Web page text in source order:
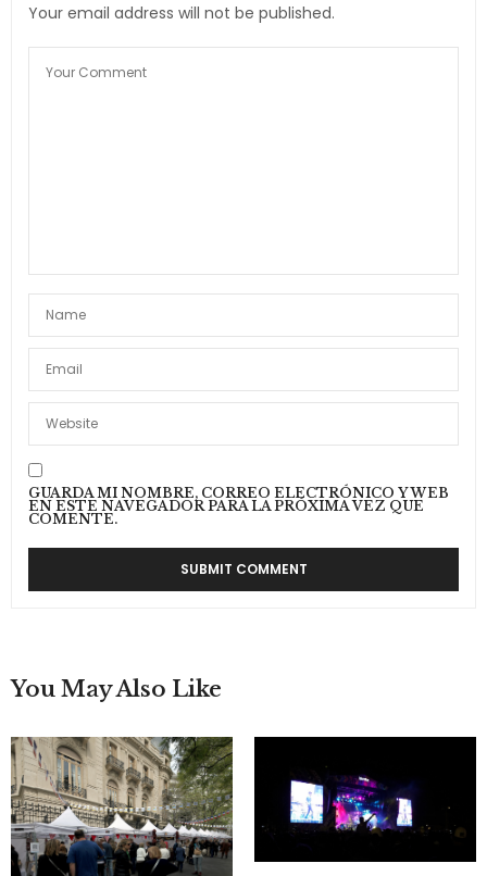
Your email address will not be published.
GUARDA MI NOMBRE, CORREO ELECTRÓNICO Y WEB
EN ESTE NAVEGADOR PARA LA PRÓXIMA VEZ QUE
COMENTE.
You May Also Like